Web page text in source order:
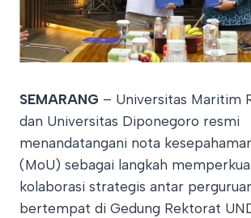
SEMARANG – Universitas Maritim
dan Universitas Diponegoro resmi
menandatangani nota
(MoU) sebagai langkah
kolaborasi strategis antar
bertempat di Gedung Rektorat